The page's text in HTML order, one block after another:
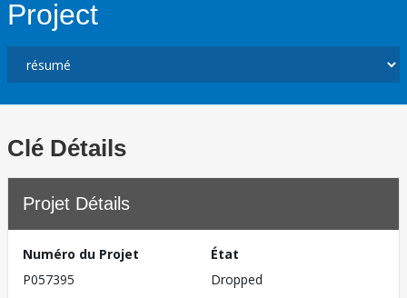
Project
Clé Détails
Projet Détails
Numéro du Projet
P057395
État
Dropped